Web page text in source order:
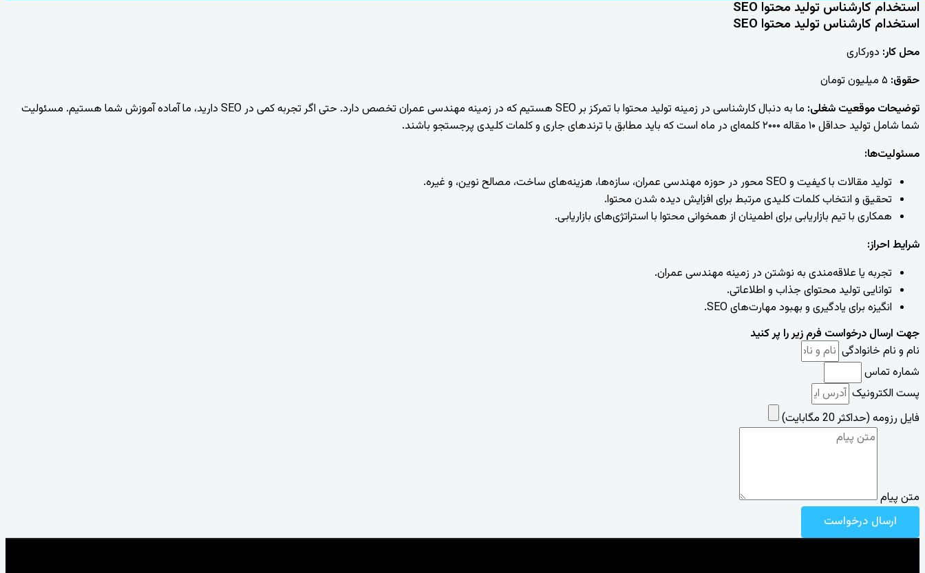
استخدام کارشناس تولید محتوا SEO
استخدام کارشناس تولید محتوا SEO
محل کار: دورکاری
حقوق:
توضیحات موقعیت شغلی:
ما به دنبال کارشناسی در زمینه تولید محتوا با تمرکز بر SEO هستیم که در زمینه مهندسی عمران تخصص دارد. حتی اگر تجربه کمی در SEO دارید، ما آماده آموزش شما هستیم. مسئولیت
شما شامل تولید حداقل ۱۰ مقاله ۲۰۰۰ کلمه‌ای در ماه است که باید مطابق با ترندهای جاری و کلمات کلیدی پرجستجو باشند.
مسئولیت‌ها:
تولید مقالات با کیفیت و SEO محور در حوزه مهندسی عمران، سازه‌ها، هزینه‌های ساخت، مصالح نوین، و غیره.
تحقیق و انتخاب کلمات کلیدی مرتبط برای افزایش دیده شدن محتوا.
همکاری با تیم بازاریابی برای اطمینان از همخوانی محتوا با استراتژی‌های بازاریابی.
شرایط احراز:
تجربه یا علاقه‌مندی به نوشتن در زمینه مهندسی عمران.
توانایی تولید محتوای جذاب و اطلاعاتی.
انگیزه برای یادگیری و بهبود مهارت‌های SEO.
جهت ارسال درخواست فرم زیر را پر کنید
نام و نام خانوادگی
شماره تماس
پست الکترونیک
فایل رزومه (حداکثر 20 مگابایت)
متن پیام
ارسال درخواست